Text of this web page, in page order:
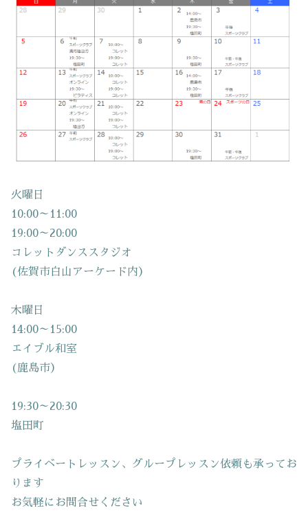
火曜日
10:00～11:00
19:00～20:00
コレットダンススタジオ
(佐賀市白山アーケード内）
木曜日
14:00～15:00
エイブル和室
(鹿島市）
19:30～20:30
塩田町
プライベートレッスン、グループレッスン依頼も承ってお
ります
お気軽にお問合せください